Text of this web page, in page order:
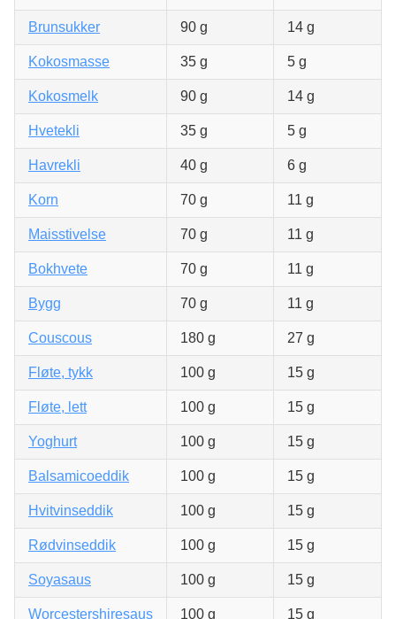
Brunsukker 90 g 14 g
Kokosmasse 35 g 5 g
Kokosmelk 90 g 14 g
Hvetekli 35 g 5 g
Havrekli 40 g 6 g
Korn 70 g 11 g
Maisstivelse 70 g 11 g
Bokhvete 70 g 11 g
Bygg 70 g 11 g
Couscous 180 g 27 g
Fløte, tykk 100 g 15 g
Fløte, lett 100 g 15 g
Yoghurt 100 g 15 g
Balsamicoeddik 100 g 15 g
Hvitvinseddik 100 g 15 g
Rødvinseddik 100 g 15 g
Soyasaus 100 g 15 g
Worcestershiresaus 100 g 15 g